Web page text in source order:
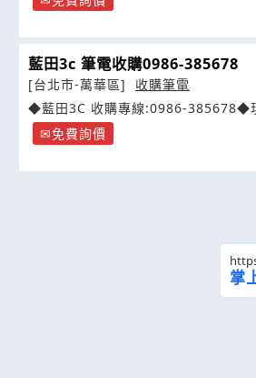
藍田3c 筆電收購0986-385678
[台北市-萬華區]
收購筆電
◆藍田3C 收購專線:0986-385678◆
免費詢價
掌